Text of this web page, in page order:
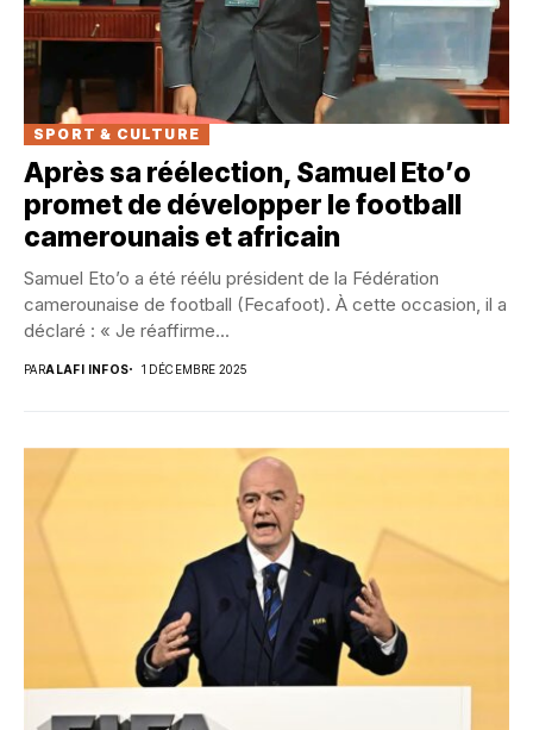
SPORT & CULTURE
Après sa réélection, Samuel Eto’o
promet de développer le football
camerounais et africain
Samuel Eto’o a été réélu président de la Fédération
camerounaise de football (Fecafoot). À cette occasion, il a
déclaré : « Je réaffirme...
PARALAFI INFOS 1 DÉCEMBRE 2025